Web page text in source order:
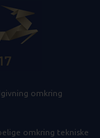
omkring
omkring tekniske